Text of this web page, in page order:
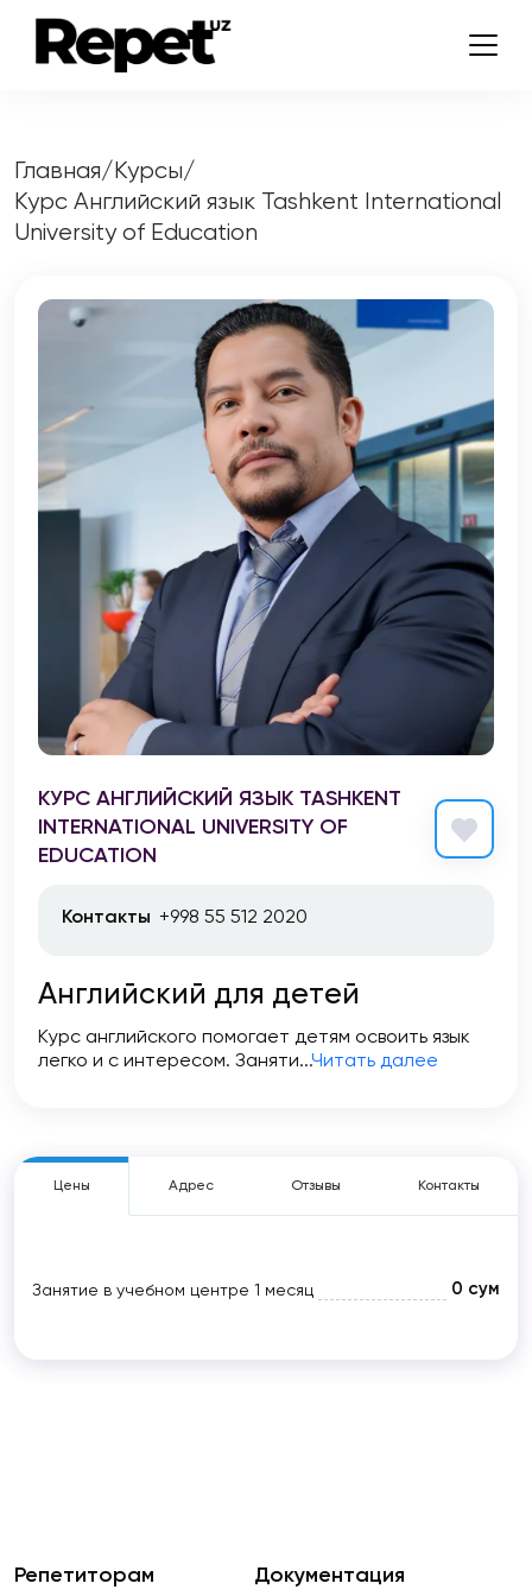
Главная/Курсы/
Курс Английский язык Tashkent International
University of Education
КУРС АНГЛИЙСКИЙ ЯЗЫК TASHKENT
INTERNATIONAL UNIVERSITY OF
EDUCATION
Контакты +998 55 512 2020
Английский для детей
Курс английского помогает детям освоить язык
легко и с интересом. Заняти...Читать далее
Цены Адрес Отзывы Контакты
Занятие в учебном центре 1 месяц 0 сум
Документация
Репетиторам